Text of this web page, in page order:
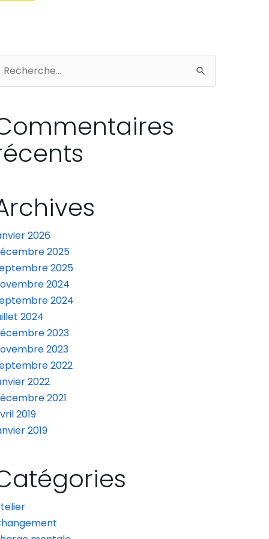
Rechercher :
2026
2025
2025
2024
2024
2024
2023
2023
2022
2022
2021
2019
2019